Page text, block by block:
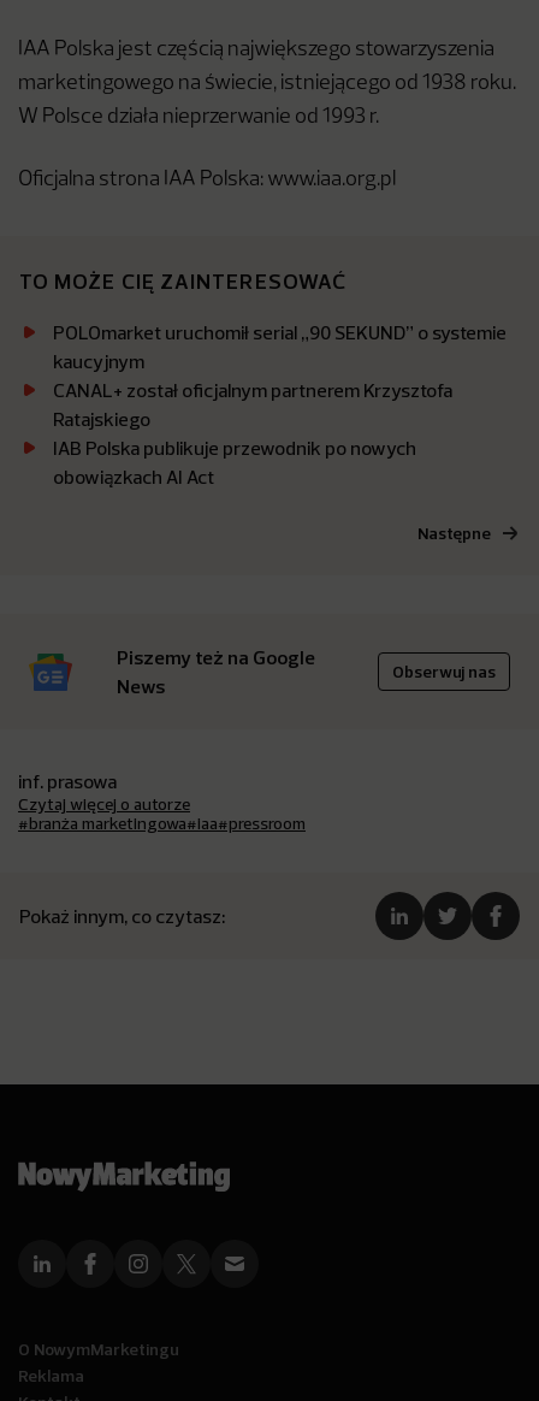
IAA Polska jest częścią największego stowarzyszenia
marketingowego na świecie, istniejącego od 1938 roku.
W Polsce działa nieprzerwanie od 1993 r.
Oficjalna strona IAA Polska: www.iaa.org.pl
TO MOŻE CIĘ ZAINTERESOWAĆ
POLOmarket uruchomił serial „90 SEKUND” o systemie
kaucyjnym
CANAL+ został oficjalnym partnerem Krzysztofa
Ratajskiego
IAB Polska publikuje przewodnik po nowych
obowiązkach AI Act
Następne
Piszemy też na Google
News
Obserwuj nas
inf. prasowa
Czytaj więcej o autorze
#branża marketingowa#iaa#pressroom
Pokaż innym, co czytasz:
O NowymMarketingu
Reklama